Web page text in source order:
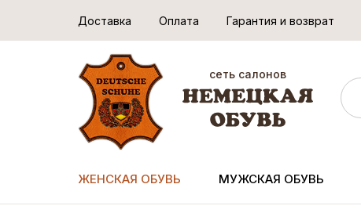
Доставка Оплата Гарантия и возврат
сеть салонов
ЖЕНСКАЯ ОБУВЬ МУЖСКАЯ ОБУВЬ